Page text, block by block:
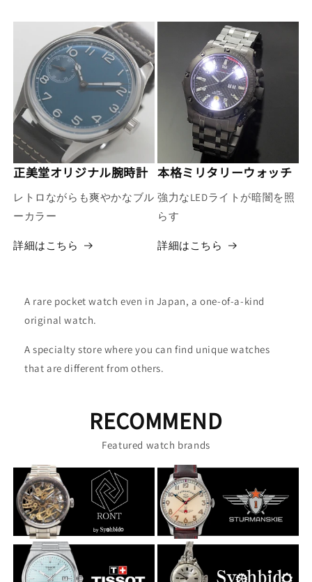
正美堂オリジナル腕時計
レトロながらも爽やかなブル
ーカラー
詳細はこちら
本格ミリタリーウォッチ
強力なLEDライトが暗闇を照
らす
詳細はこちら
A rare pocket watch even in Japan, a one-of-a-kind
original watch.
A specialty store where you can find unique watches
that are different from others.
RECOMMEND
Featured watch brands